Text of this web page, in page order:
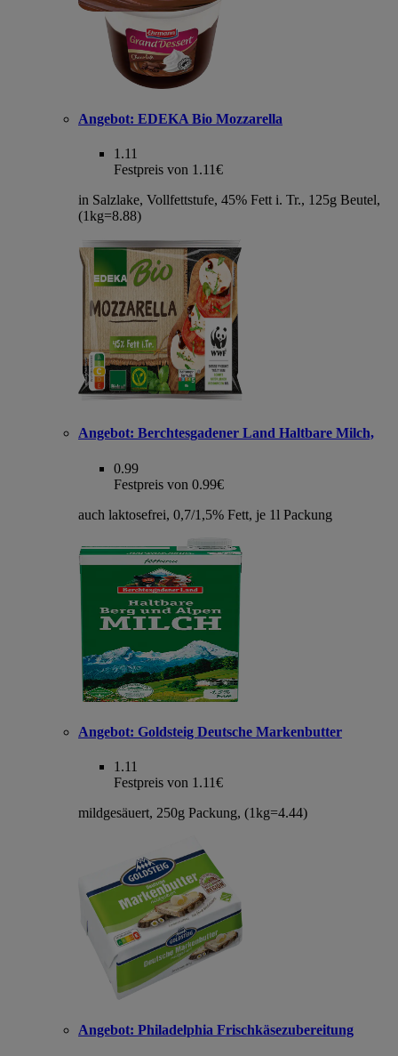
Angebot: EDEKA Bio Mozzarella
1.11
Festpreis von 1.11€
in Salzlake, Vollfettstufe, 45% Fett i. Tr., 125g Beutel,
(1kg=8.88)
Angebot: Berchtesgadener Land Haltbare Milch,
0.99
Festpreis von 0.99€
auch laktosefrei, 0,7/1,5% Fett, je 1l Packung
Angebot: Goldsteig Deutsche Markenbutter
1.11
Festpreis von 1.11€
mildgesäuert, 250g Packung, (1kg=4.44)
Angebot: Philadelphia Frischkäsezubereitung